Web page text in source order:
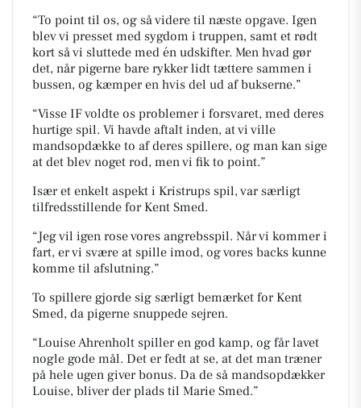
To point til os, og så videre til næste opgave. Igen
blev vi presset med sygdom i truppen, samt et rødt
kort så vi sluttede med én udskifter. Men hvad gør
det, når pigerne bare rykker lidt tættere sammen i
bussen, og kæmper en hvis del ud af bukserne.
Visse IF voldte os problemer i forsvaret, med deres
hurtige spil. Vi havde aftalt inden, at vi ville
mandsopdække to af deres spillere, og man kan sige
at det blev noget rod, men vi fik to point.
Især et enkelt aspekt i Kristrups spil, var særligt
tilfredsstillende for Kent Smed.
Jeg vil igen rose vores angrebsspil. Når vi kommer i
fart, er vi svære at spille imod, og vores backs kunne
komme til afslutning.
To spillere gjorde sig særligt bemærket for Kent
Smed, da pigerne snuppede sejren.
Louise Ahrenholt spiller en god kamp, og får lavet
nogle gode mål. Det er fedt at se, at det man træner
på hele ugen giver bonus. Da de så mandsopdækker
Louise, bliver der plads til Marie Smed.